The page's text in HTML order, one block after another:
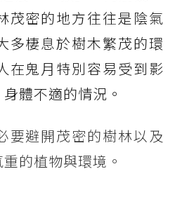
茂密的地方往往是陰氣
多棲息於樹木繁茂的環
在鬼月特別容易受到影
體不適的情況。
要避開茂密的樹林以及
的植物與環境。